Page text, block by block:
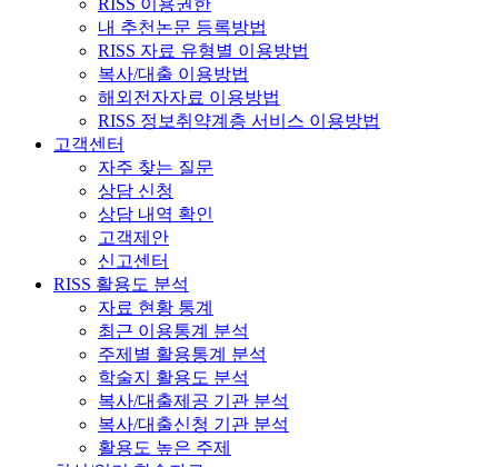
RISS 이용권한
내 추천논문 등록방법
RISS 자료 유형별 이용방법
복사/대출 이용방법
해외전자자료 이용방법
RISS 정보취약계층 서비스 이용방법
고객센터
자주 찾는 질문
상담 신청
상담 내역 확인
고객제안
신고센터
RISS 활용도 분석
자료 현황 통계
최근 이용통계 분석
주제별 활용통계 분석
학술지 활용도 분석
복사/대출제공 기관 분석
복사/대출신청 기관 분석
활용도 높은 주제